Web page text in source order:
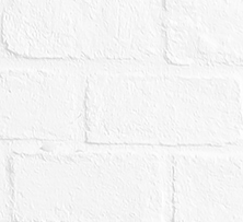
六、本件標的物原
由拍定人自行查明
議。
七、拍賣之不動產
權人、債務人、拍
八、本院業將查詢